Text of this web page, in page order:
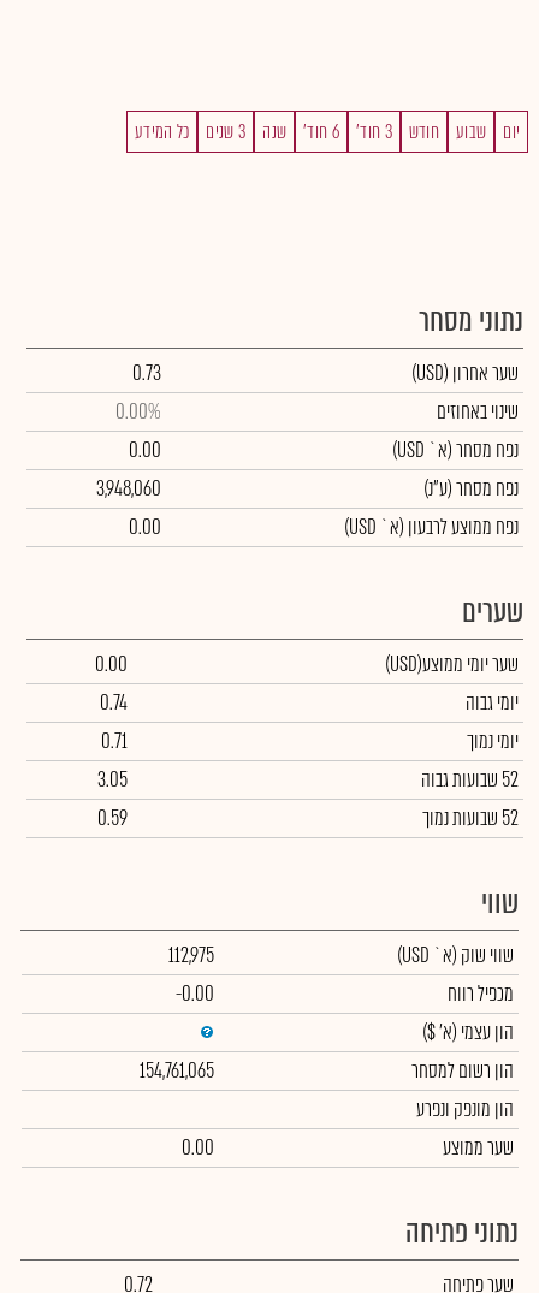
יום שבוע חודש 3 חוד' 6 חוד' שנה 3 שנים כל המידע
נתוני מסחר
שער אחרון (USD)
0.73
שינוי באחוזים
0.00%
נפח מסחר(א` USD)
0.00
נפח מסחר(ע"נ)
3,948,060
נפח ממוצע לרבעון (א` USD)
0.00
שערים
שער יומי ממוצע(USD)
0.00
יומי גבוה
0.74
יומי נמוך
0.71
52 שבועות גבוה
3.05
52 שבועות נמוך
0.59
שווי
שווי שוק (א` USD)
112,975
מכפיל רווח
-0.00
הון עצמי (א' $)
הון רשום למסחר
154,761,065
הון מונפק ונפרע
שער ממוצע
0.00
נתוני פתיחה
שער פתיחה 0.72